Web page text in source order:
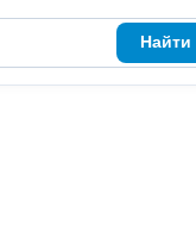
Найти